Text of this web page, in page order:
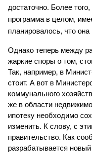
достаточно. Более
программа в целом,
планировалось, что
Однако теперь между
жаркие споры о том,
Так, например, в
стоит. А вот в
коммунального
же в области
ипотеку необходимо
изменить. К слову, с
правительство. Как
разрабатывается